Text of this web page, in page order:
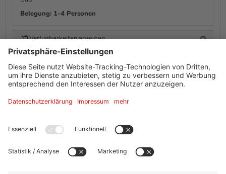
Belegung: 1-4 Personen
Verfügbarkeiten anzeigen
Informationen von Ihrem Gastgeber
Adresse